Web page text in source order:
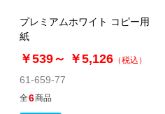
プレミアムホワイト コピー用
紙
￥539～ ￥5,126 （税込）
61-659-77
全6商品